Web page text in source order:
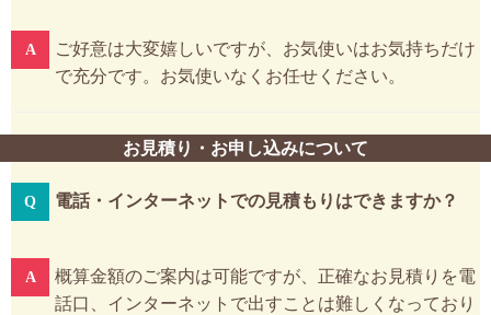
ご好意は大変嬉しいですが、お気使いはお気持ちだけ
で充分です。お気使いなくお任せください。
お見積り・お申し込みについて
電話・インターネットでの見積もりはできますか？
概算金額のご案内は可能ですが、正確なお見積りを電
話口、インターネットで出すことは難しくなっており